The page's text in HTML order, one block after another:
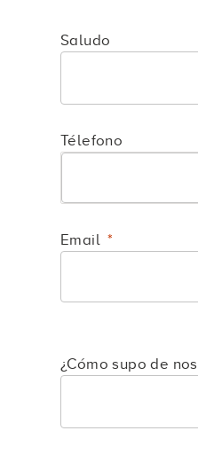
Saludo
Télefono
Email
¿Cómo supo de